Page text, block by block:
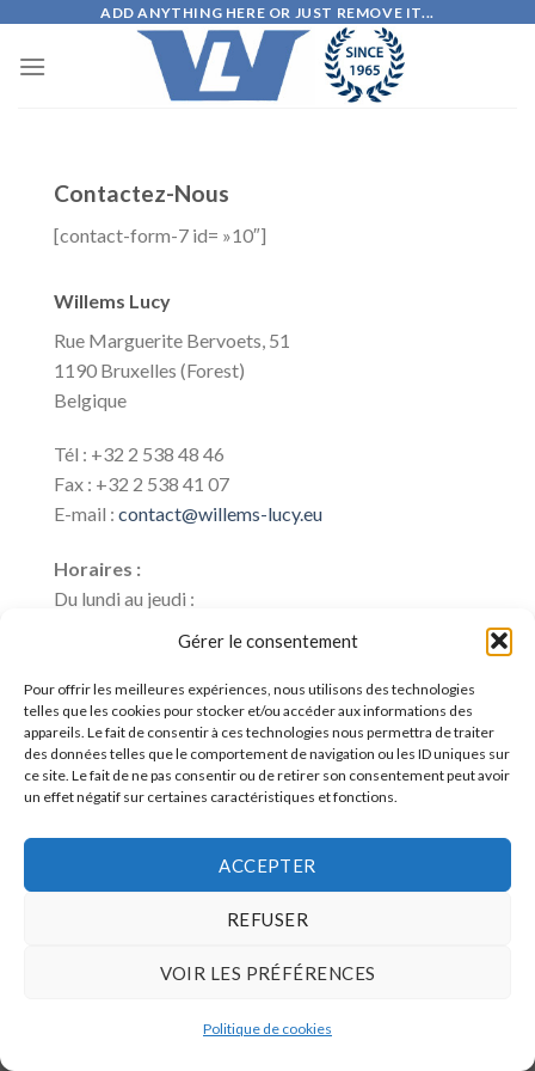
Gérer le consentement
Pour offrir les meilleures expériences, nous utilisons des technologies
telles que les cookies pour stocker et/ou accéder aux informations des
appareils. Le fait de consentir à ces technologies nous permettra de traiter
des données telles que le comportement de navigation ou les ID uniques sur
ce site. Le fait de ne pas consentir ou de retirer son consentement peut avoir
un effet négatif sur certaines caractéristiques et fonctions.
ACCEPTER
REFUSER
VOIR LES PRÉFÉRENCES
Politique de cookies
content
ADD ANYTHING HERE OR JUST REMOVE IT...
Contactez-Nous
[contact-form-7 id= »10″]
Willems Lucy
Rue Marguerite Bervoets, 51
1190 Bruxelles (Forest)
Belgique
Tél : +32 2 538 48 46
Fax : +32 2 538 41 07
E-mail : contact@willems-lucy.eu
Horaires :
Du lundi au jeudi :
de 8h00 à 12h30 et de 13h30 à 15h00
Samedi et dimanche, FERME
Copyright 2026 ©ETS WILLEMS LUCY and CO s.p.r.l.